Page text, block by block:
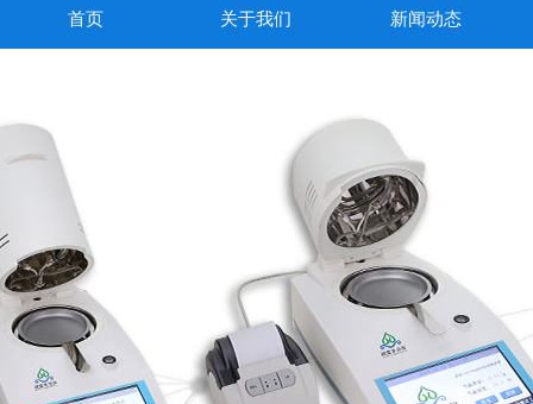
首页 关于我们 新闻动态